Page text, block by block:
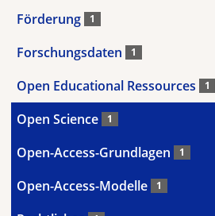
Förderung 1
Forschungsdaten 1
Open Educational Ressources 1
Open Science 1
Open-Access-Grundlagen 1
Open-Access-Modelle 1